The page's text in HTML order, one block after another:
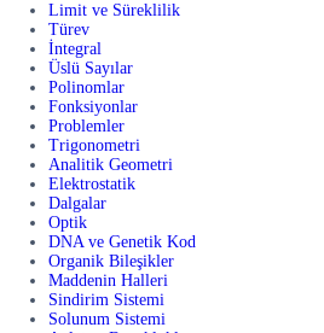
Limit ve Süreklilik
Türev
İntegral
Üslü Sayılar
Polinomlar
Fonksiyonlar
Problemler
Trigonometri
Analitik Geometri
Elektrostatik
Dalgalar
Optik
DNA ve Genetik Kod
Organik Bileşikler
Maddenin Halleri
Sindirim Sistemi
Solunum Sistemi